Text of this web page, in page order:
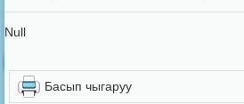
Null
Басып чыгаруу